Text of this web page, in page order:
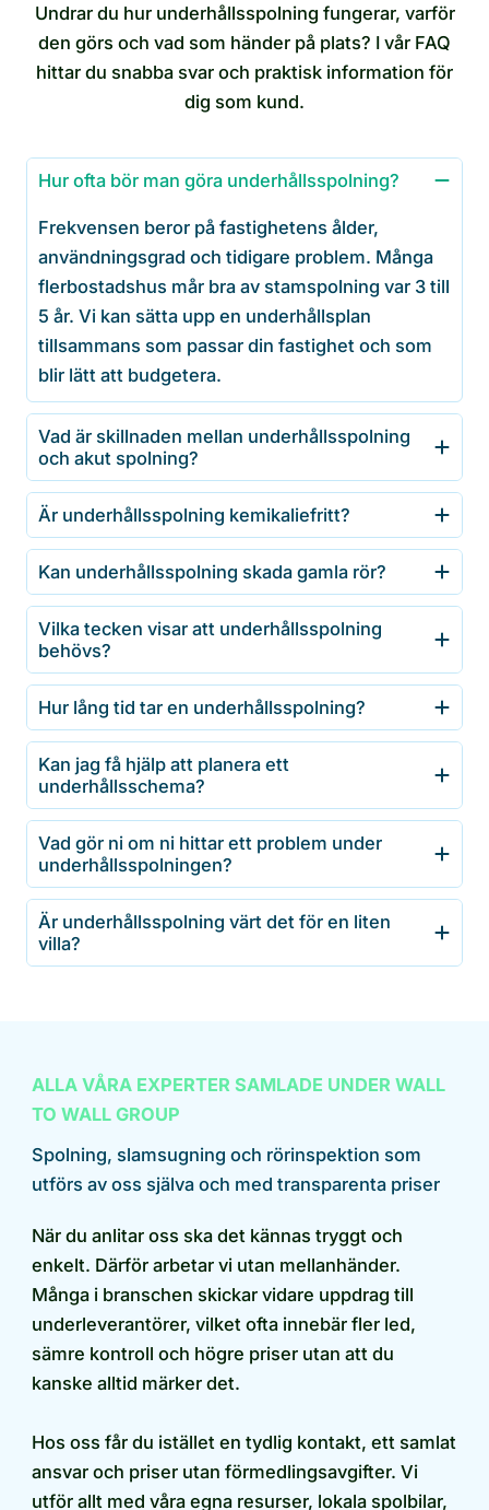
Undrar du hur underhållsspolning fungerar, varför
den görs och vad som händer på plats? I vår FAQ
hittar du snabba svar och praktisk information för
dig som kund.
Hur ofta bör man göra underhållsspolning?
Frekvensen beror på fastighetens ålder,
användningsgrad och tidigare problem. Många
flerbostadshus mår bra av stamspolning var 3 till
5 år. Vi kan sätta upp en underhållsplan
tillsammans som passar din fastighet och som
blir lätt att budgetera.
Vad är skillnaden mellan underhållsspolning
och akut spolning?
Är underhållsspolning kemikaliefritt?
Kan underhållsspolning skada gamla rör?
Vilka tecken visar att underhållsspolning
behövs?
Hur lång tid tar en underhållsspolning?
Kan jag få hjälp att planera ett
underhållsschema?
Vad gör ni om ni hittar ett problem under
underhållsspolningen?
Är underhållsspolning värt det för en liten
villa?
ALLA VÅRA EXPERTER SAMLADE UNDER WALL
TO WALL GROUP
Spolning, slamsugning och rörinspektion som
utförs av oss själva och med transparenta priser
När du anlitar oss ska det kännas tryggt och
enkelt. Därför arbetar vi utan mellanhänder.
Många i branschen skickar vidare uppdrag till
underleverantörer, vilket ofta innebär fler led,
sämre kontroll och högre priser utan att du
kanske alltid märker det.
Hos oss får du istället en tydlig kontakt, ett samlat
ansvar och priser utan förmedlingsavgifter. Vi
utför allt med våra egna resurser, lokala spolbilar,